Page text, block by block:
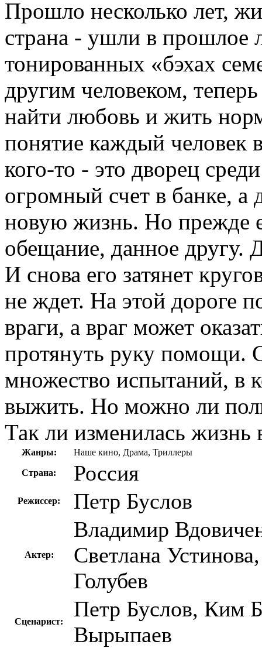
Прошло несколько лет,
страна - ушли в прошлое
тонированных «бэхах
другим человеком,
найти любовь и жить
понятие каждый человек
кого-то - это дворец
огромный счет в банке, а
новую жизнь. Но прежде
обещание, данное другу.
И снова его затянет
не ждет. На этой дороге
враги, а враг может
протянуть руку помощи.
множество испытаний, в
выжить. Но можно ли
Так ли изменилась жизнь
Жанры: Наше кино, Драма, Триллеры
Страна: Россия
Режиссер: Петр Буслов
Актер:
Владимир
Светлана
Голубев
Сценарист:
Петр Буслов, Ким
Вырыпаев